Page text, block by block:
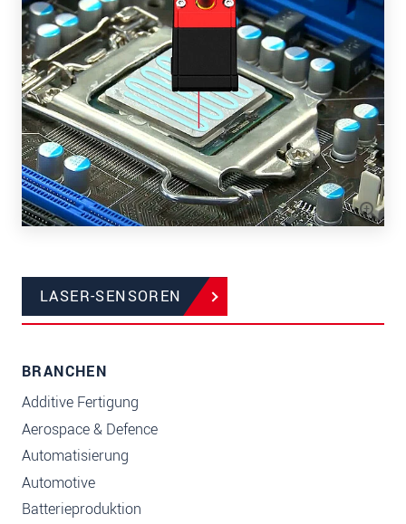
LASER-SENSOREN
BRANCHEN
Additive Fertigung
Aerospace & Defence
Automatisierung
Automotive
Batterieproduktion